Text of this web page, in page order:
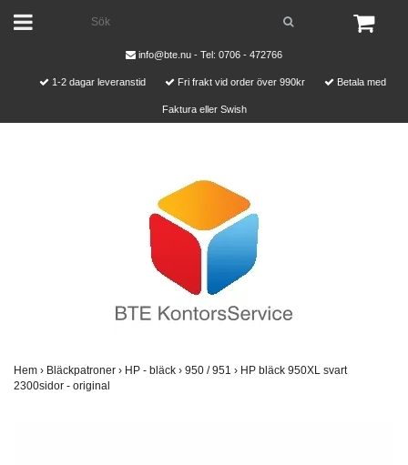
info@bte.nu - Tel: 0706 - 472766
1-2 dagar leveranstid Fri frakt vid order över 990kr Betala med
Faktura eller Swish
Hem › Bläckpatroner › HP - bläck › 950 / 951 › HP bläck 950XL svart
2300sidor - original